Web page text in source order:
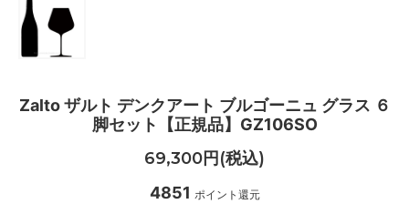
Zalto ザルト デンクアート ブルゴーニュ グラス ６
脚セット【正規品】GZ106SO
69,300円(税込)
4851 ポイント還元